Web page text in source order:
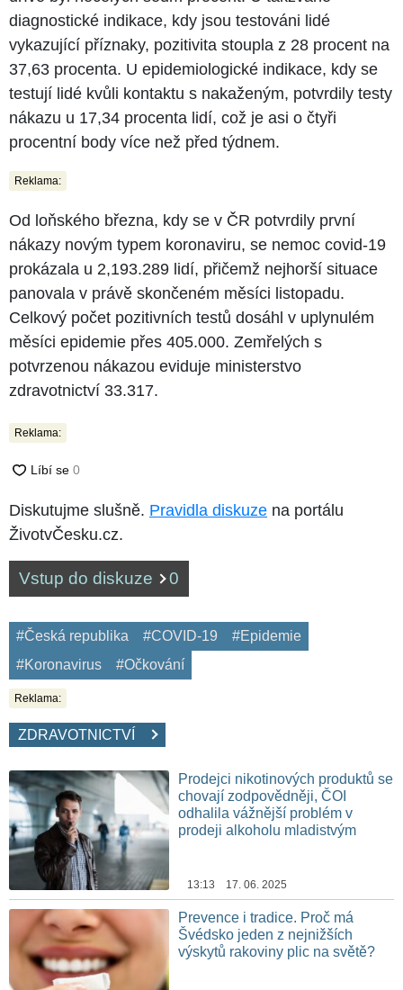
diagnostické indikace, kdy jsou testováni lidé
vykazující příznaky, pozitivita stoupla z 28 procent na
37,63 procenta. U epidemiologické indikace, kdy se
testují lidé kvůli kontaktu s nakaženým, potvrdily testy
nákazu u 17,34 procenta lidí, což je asi o čtyři
procentní body více než před týdnem.
Reklama:
Od loňského března, kdy se v ČR potvrdily první
nákazy novým typem koronaviru, se nemoc covid-19
prokázala u 2,193.289 lidí, přičemž nejhorší situace
panovala v právě skončeném měsíci listopadu.
Celkový počet pozitivních testů dosáhl v uplynulém
měsíci epidemie přes 405.000. Zemřelých s
potvrzenou nákazou eviduje ministerstvo
zdravotnictví 33.317.
Reklama:
Diskutujme slušně. Pravidla diskuze na portálu
ŽivotvČesku.cz.
Vstup do diskuze 0
#Česká republika #COVID-19
#Epidemie
#Koronavirus
#Očkování
Reklama:
ZDRAVOTNICTVÍ
Prodejci nikotinových produktů se
chovají zodpovědněji, ČOI
odhalila vážnější problém v
prodeji alkoholu mladistvým
13:13 17. 06. 2025
Prevence i tradice. Proč má
Švédsko jeden z nejnižších
výskytů rakoviny plic na světě?